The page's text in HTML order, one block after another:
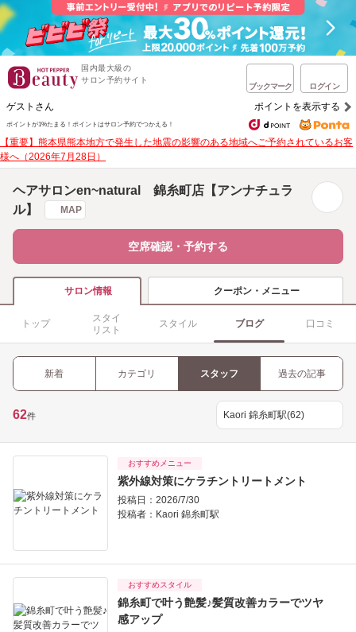
国内最大級の
サロン予約サイト
ブックマーク ログイン
ゲストさん ポイントを表示する
ポイントが1%たまる！ ポイントはサロン予約でつかえる！
【重要】熊本県熊本地方で発生した地震の影響のある地域へご予約されているお客
様へ（2026年7月28日）
ヘアサロンen~natural 錦糸町店【アンナチュラ
ル】
MAP
空席確認・予約する
サロン情報 クーポン・メニュー
トップ
スタイ
リスト
スタイル ブログ 口コミ
新着 カテゴリ スタッフ 過去の記事
62件
おすすめメニュー
紫外線対策にケラチントリートメント
投稿日：2026/7/30
投稿者： Kaori 錦糸町駅
おすすめスタイル
錦糸町で叶う艶髪♪髪質改善カラーでツヤ
感アップ